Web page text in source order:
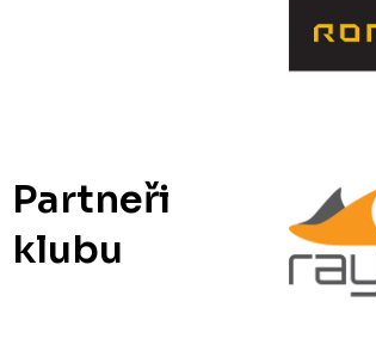
Partneři
klubu